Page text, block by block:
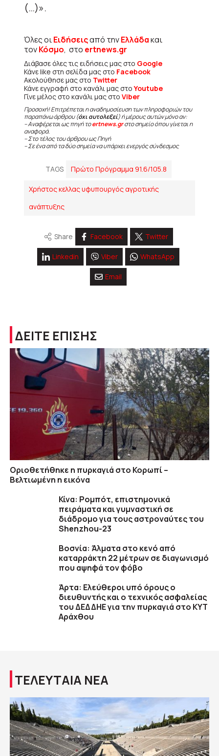
(…)».
Όλες οιΕιδήσειςαπό τηνΕλλάδακαι
τονΚόσμο, στο ertnews.gr
Διάβασε όλες τις ειδήσεις μας στο Google
Κάνε like στη σελίδα μας στο Facebook
Ακολούθησε μας στο Twitter
Κάνε εγγραφή στο κανάλι μας στοYoutube
Γίνε μέλος στο κανάλι μας στο Viber
Προσοχή! Επιτρέπεται η αναδημοσίευση των πληροφοριών του
παραπάνω άρθρου (όχι αυτολεξεί) ή μέρους αυτών μόνο αν:
– Αναφέρεται ως πηγή τοertnews.grστο σημείο όπου γίνεται η
αναφορά.
– Στο τέλος του άρθρου ως Πηγή
– Σε ένα από τα δύο σημεία να υπάρχει ενεργός σύνδεσμος
TAGS Πρώτο Πρόγραμμα 91.6/105.8
Χρήστος κελλας υφυπουργός αγροτικής
ανάπτυξης
Share Facebook Twitter
Linkedin Viber WhatsApp
Email
ΔΕΙΤΕ ΕΠΙΣΗΣ
Οριοθετήθηκε η πυρκαγιά στο Κορωπί –
Βελτιωμένη η εικόνα
Κίνα: Ρομπότ, επιστημονικά
πειράματα και γυμναστική σε
διάδρομο για τους αστροναύτες του
Shenzhou-23
Βοσνία: Άλματα στο κενό από
καταρράκτη 22 μέτρων σε διαγωνισμό
που αψηφά τον φόβο
Άρτα: Ελεύθεροι υπό όρους ο
διευθυντής και ο τεχνικός ασφαλείας
του ΔΕΔΔΗΕ για την πυρκαγιά στο ΚΥΤ
Αράχθου
ΤΕΛΕΥΤΑΙΑ ΝΕΑ